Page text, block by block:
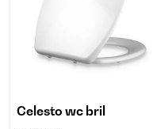
Celesto wc bril